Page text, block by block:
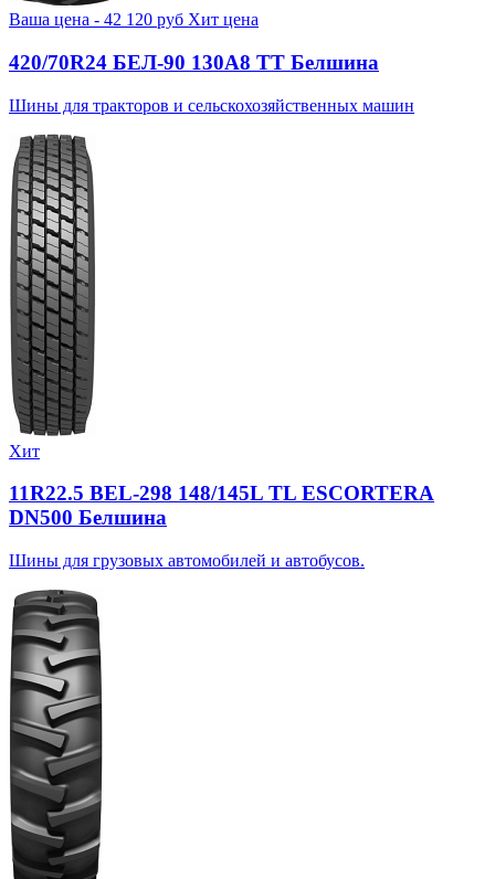
Ваша цена - 42 120 руб Хит цена
420/70R24 БЕЛ-90 130А8 TT Белшина
Шины для тракторов и сельскохозяйственных машин
Хит
11R22.5 BEL-298 148/145L TL ESCORTERA
DN500 Белшина
Шины для грузовых автомобилей и автобусов.